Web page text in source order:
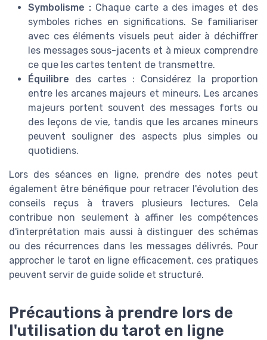
Symbolisme :Chaque carte a des images et des
symboles riches en significations. Se familiariser
avec ces éléments visuels peut aider à déchiffrer
les messages sous-jacents et à mieux comprendre
ce que les cartes tentent de transmettre.
Équilibre des cartes : Considérez la proportion
entre les arcanes majeurs et mineurs. Les arcanes
majeurs portent souvent des messages forts ou
des leçons de vie, tandis que les arcanes mineurs
peuvent souligner des aspects plus simples ou
quotidiens.
Lors des séances en ligne, prendre des notes peut
également être bénéfique pour retracer l'évolution des
conseils reçus à travers plusieurs lectures. Cela
contribue non seulement à affiner les compétences
d'interprétation mais aussi à distinguer des schémas
ou des récurrences dans les messages délivrés. Pour
approcher le tarot en ligne efficacement, ces pratiques
peuvent servir de guide solide et structuré.
Précautions à prendre lors de
l'utilisation du tarot en ligne